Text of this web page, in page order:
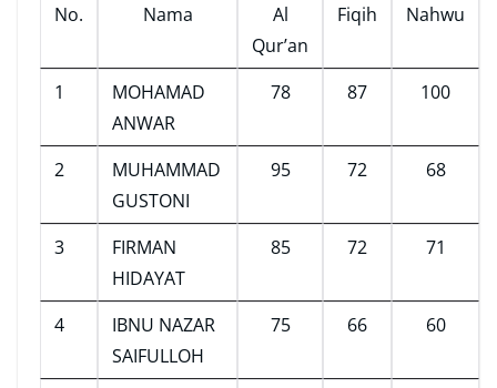
No. Nama
Al
Qur’an
Fiqih Nahwu
1
MOHAMAD
ANWAR
78 87 100
2
MUHAMMAD
GUSTONI
95 72 68
3
FIRMAN
HIDAYAT
85 72 71
4
IBNU NAZAR
SAIFULLOH
75 66 60